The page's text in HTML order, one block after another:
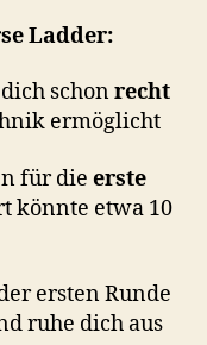
Ladder:
schonrecht
ermöglicht
für die erste
könnte etwa 10
ersten Runde
ruhe dich aus